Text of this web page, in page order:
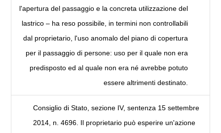
l'apertura del passaggio e la concreta utilizzazione del
lastrico – ha reso possibile, in termini non controllabili
dal proprietario, l'uso anomalo del piano di copertura
per il passaggio di persone: uso per il quale non era
predisposto ed al quale non era né avrebbe potuto
essere altrimenti destinato.
Consiglio di Stato, sezione IV, sentenza 15 settembre
2014, n. 4696. Il proprietario può esperire un'azione